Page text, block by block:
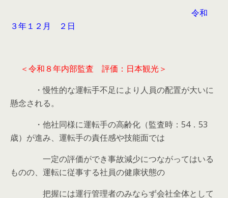
令和
３年１２月 ２日
＜令和８年内部監査 評価：日本観光＞
・慢性的な運転手不足により人員の配置が大いに
懸念される。
・他社同様に運転手の高齢化（監査時：54．53
歳）が進み、運転手の責任感や技能面では
一定の評価ができ事故減少につながってはいる
ものの、運転に従事する社員の健康状態の
把握には運行管理者のみならず会社全体として